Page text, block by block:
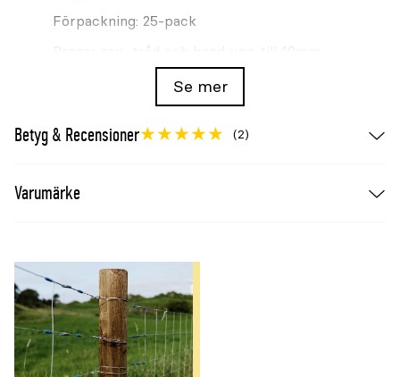
Förpackning: 25-pack
För stolpens ovansida finnstoppisolator Kerbl för
ledarmaterialet ligger i avsett spår och att det
innan stängslet spänningssätts igen.
Se mer
Betyg & Recensioner (2)
Varumärke